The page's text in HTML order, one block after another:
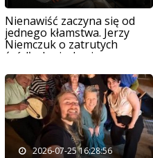
Nienawiść zaczyna się od
jednego kłamstwa. Jerzy
Niemczuk o zatrutych
źródłach niechęci
2026-07-25 16:28:56